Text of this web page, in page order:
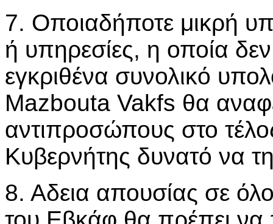
7. Οποιαδήποτε μικρή
ή υπηρεσίες, η οποία
εγκριθένα συνολικό
Mazbouta Vakfs θα
αντιπροσώπους στο
Κυβερνήτης δυνατό να
8. Αδεια απουσίας σε